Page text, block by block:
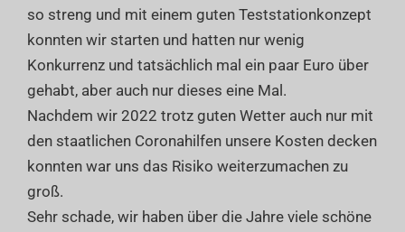
so streng und mit einem guten Teststationkonzept
konnten wir starten und hatten nur wenig
Konkurrenz und tatsächlich mal ein paar Euro über
gehabt, aber auch nur dieses eine Mal.
Nachdem wir 2022 trotz guten Wetter auch nur mit
den staatlichen Coronahilfen unsere Kosten decken
konnten war uns das Risiko weiterzumachen zu
groß.
Sehr schade, wir haben über die Jahre viele schöne